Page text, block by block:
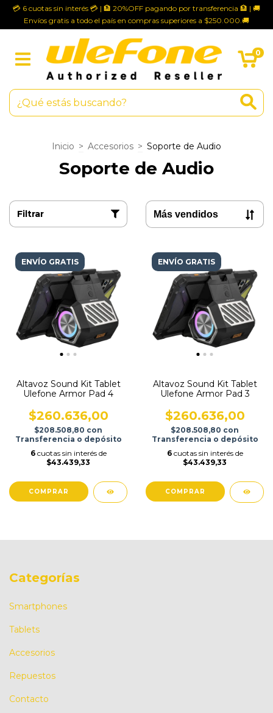
💳 6 cuotas sin interés 💳 | 🏦 20%OFF pagando por transferencia 🏦 | 🚚
Envíos gratis a todo el país en compras superiores a $250.000.🚚
0
Inicio > Accesorios > Soporte de Audio
Soporte de Audio
Filtrar
ENVÍO GRATIS
Altavoz Sound Kit Tablet
Ulefone Armor Pad 4
$260.636,00
$208.508,80 con
Transferencia o depósito
6 cuotas sin interés de
$43.439,33
ENVÍO GRATIS
Altavoz Sound Kit Tablet
Ulefone Armor Pad 3
$260.636,00
$208.508,80 con
Transferencia o depósito
6 cuotas sin interés de
$43.439,33
Categorías
Smartphones
Tablets
Accesorios
Repuestos
Contacto